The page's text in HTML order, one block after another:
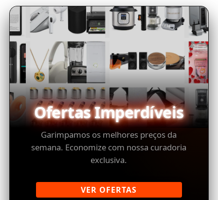
Ofertas Imperdíveis
Garimpamos os melhores preços da
semana. Economize com nossa curadoria
exclusiva.
VER OFERTAS